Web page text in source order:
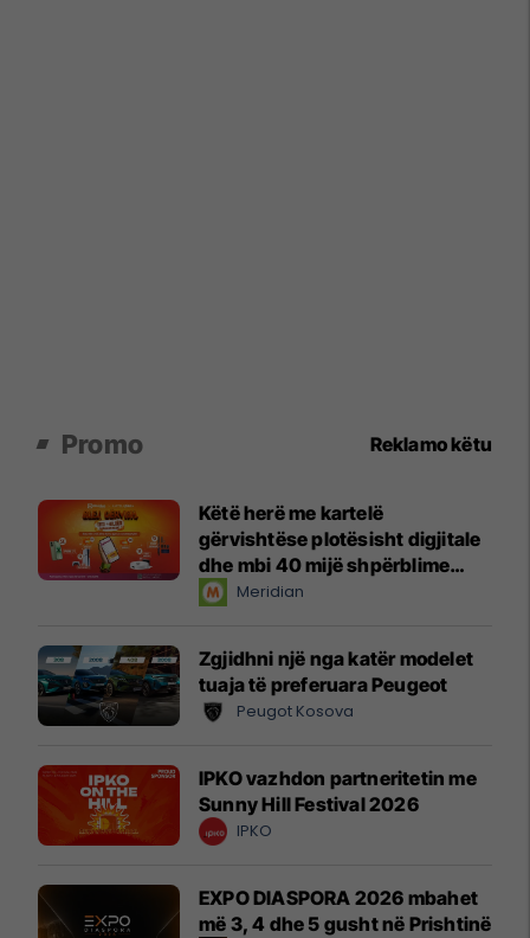
Promo Reklamo këtu
Këtë herë me kartelë
gërvishtëse plotësisht digjitale
dhe mbi 40 mijë shpërblime
instant!Meridian
Zgjidhni një nga katër modelet
tuaja të preferuara Peugeot
Peugot Kosova
IPKO vazhdon partneritetin me
Sunny Hill Festival 2026
IPKO
EXPO DIASPORA 2026 mbahet
më 3, 4 dhe 5 gusht në Prishtinë